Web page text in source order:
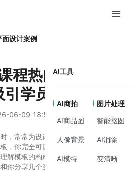
AI工具
AI商拍
AI商品图
人像背景
AI模特
图片处理
智能抠图
AI消除
变清晰
面设计案例
程热门模板，快
学员的海报
06-09 18:53
，常常为设计发愁。其实，借助美图
，你完全可以在几分钟内完成一张专
解模板的构成逻辑，并学会快速替换
你分享几个实用的调整思路。